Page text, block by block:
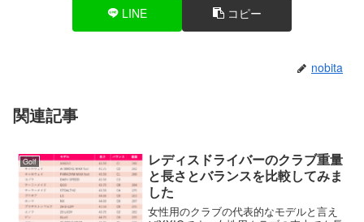
LINE コピー
nobita
関連記事
Golf
レディスドライバーのクラブ重量
と長さとバランスを比較してみま
した
女性用のクラブの代表的なモデルと言え